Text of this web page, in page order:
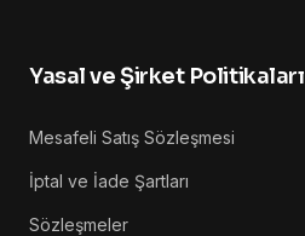
Yasal ve Şirket Politikaları
Mesafeli Satış Sözleşmesi
İptal ve İade Şartları
Sözleşmeler